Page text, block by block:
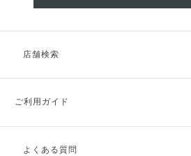
店舗検索
ご利用ガイド
ご利用ガイドトップ
よくある質問